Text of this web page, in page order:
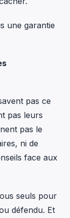
une garantie
pas ce
pas leurs
pas le
ni de
face aux
seuls pour
défendu. Et